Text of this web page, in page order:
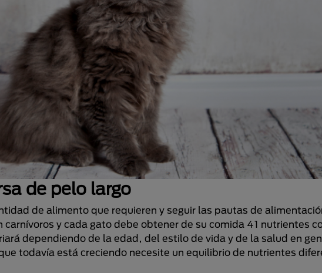
de pelo largo
de alimento que requieren y seguir las pautas de
carnívoros y cada gato debe obtener de su comida 41 nutrientes
dependiendo de la edad, del estilo de vida y de la salud en
todavía está creciendo necesite un equilibrio de nutrientes